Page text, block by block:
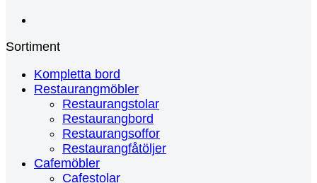
Sortiment
Kompletta bord
Restaurangmöbler
Restaurangstolar
Restaurangbord
Restaurangsoffor
Restaurangfåtöljer
Cafemöbler
Cafestolar